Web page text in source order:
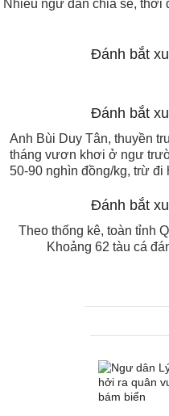
Nhiều ngư dân chia sẻ,
Anh Bùi Duy Tân, thuyền
tháng vươn khơi ở ngư
50-90 nghìn đồng/kg, trừ
Theo thống kê, toàn tỉnh
Khoảng 62 tàu cá